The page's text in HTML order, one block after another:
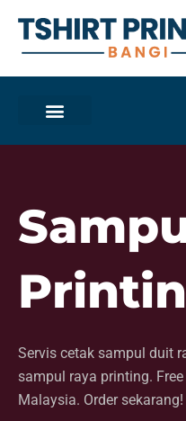
content
Servis cetak sampul duit
sampul raya printing.
Malaysia. Order sekarang!